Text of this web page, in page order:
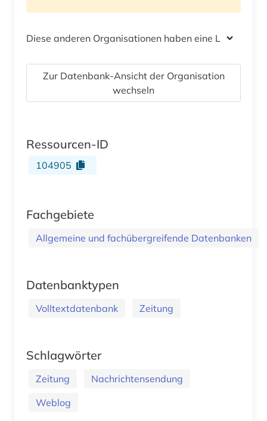
Diese anderen Organisationen haben eine Lizenz
Zur Datenbank-Ansicht der Organisation
wechseln
Ressourcen-ID
104905
Fachgebiete
Allgemeine und fachübergreifende Datenbanken
Datenbanktypen
Volltextdatenbank Zeitung
Schlagwörter
Zeitung
Nachrichtensendung
Weblog